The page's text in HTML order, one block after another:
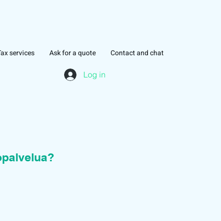
services Ask for a quote Contact and chat
Log in